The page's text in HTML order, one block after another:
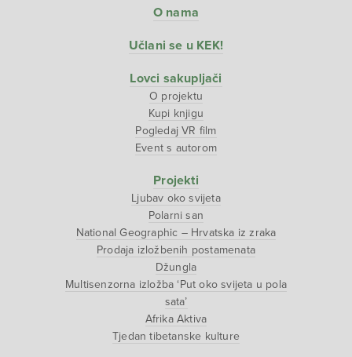
O nama
Učlani se u KEK!
Lovci sakupljači
O projektu
Kupi knjigu
Pogledaj VR film
Event s autorom
Projekti
Ljubav oko svijeta
Polarni san
National Geographic – Hrvatska iz zraka
Prodaja izložbenih postamenata
Džungla
Multisenzorna izložba ‘Put oko svijeta u pola
sata’
Afrika Aktiva
Tjedan tibetanske kulture